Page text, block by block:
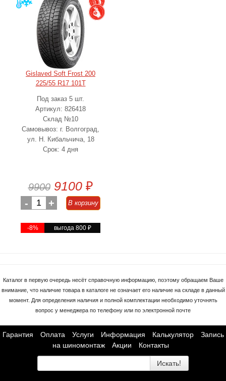
Gislaved Soft Frost 200
225/55 R17 101T
Под заказ 5 шт.
Артикул: 826418
Склад №10
Самовывоз: г. Волгоград,
ул. Н. Кибальчича, 18
Срок: 4 дня
9900 9100 ₽
- 1 + В корзину
-8% выгода 800 ₽
Каталог в первую очередь несёт справочную информацию, поэтому обращаем Ваше
внимание, что наличие товара в каталоге не означает его наличие на складе в данный
момент. Для определения наличия и полной комплектации необходимо уточнять
вопрос у менеджера по телефону или по электронной почте
Гарантия Оплата Услуги Информация Калькулятор
Запись
на шиномонтаж
Акции Контакты
Искать!